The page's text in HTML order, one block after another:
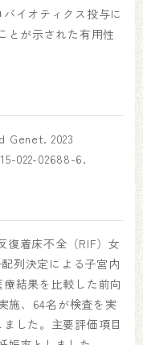
イオティクス投与に
とが示された有用性
Genet. 2023
022-02688-6.
復着床不全（RIF）女
列決定による子宮内
結果を比較した前向
施、64名が検査を実
した。主要評価項目